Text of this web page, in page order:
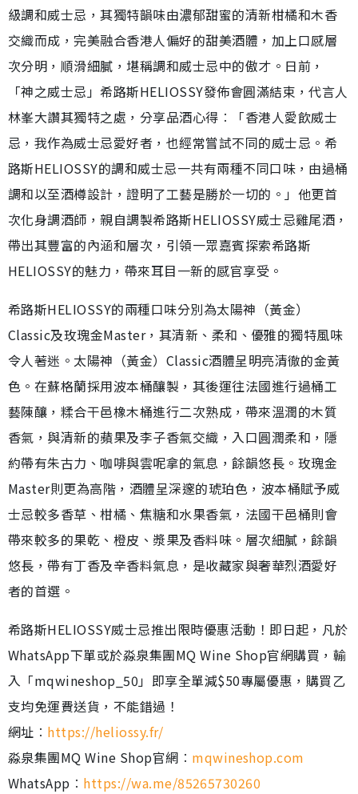
級調和威士忌，其獨特韻味由濃郁甜蜜的清新柑橘和木香
交織而成，完美融合香港人偏好的甜美酒體，加上口感層
次分明，順滑細膩，堪稱調和威士忌中的傲才。日前，
「神之威士忌」希路斯HELIOSSY發佈會圓滿結束，代言人
林峯大讚其獨特之處，分享品酒心得︰「香港人愛飲威士
忌，我作為威士忌愛好者，也經常嘗試不同的威士忌。希
路斯HELIOSSY的調和威士忌一共有兩種不同口味，由過桶
調和以至酒樽設計，證明了工藝是勝於一切的。」他更首
次化身調酒師，親自調製希路斯HELIOSSY威士忌雞尾酒，
帶出其豐富的內涵和層次，引領一眾嘉賓探索希路斯
HELIOSSY的魅力，帶來耳目一新的感官享受。
希路斯HELIOSSY的兩種口味分別為太陽神（黃金）
Classic及玫瑰金Master，其清新、柔和、優雅的獨特風味
令人著迷。太陽神（黃金）Classic酒體呈明亮清徹的金黃
色。在蘇格蘭採用波本桶釀製，其後運往法國進行過桶工
藝陳釀，糅合干邑橡木桶進行二次熟成，帶來溫潤的木質
香氣，與清新的蘋果及李子香氣交織，入口圓潤柔和，隱
約帶有朱古力、咖啡與雲呢拿的氣息，餘韻悠長。玫瑰金
Master則更為高階，酒體呈深邃的琥珀色，波本桶賦予威
士忌較多香草、柑橘、焦糖和水果香氣，法國干邑桶則會
帶來較多的果乾、橙皮、漿果及香料味。層次細膩，餘韻
悠長，帶有丁香及辛香料氣息，是收藏家與奢華烈酒愛好
者的首選。
希路斯HELIOSSY威士忌推出限時優惠活動！即日起，凡於
WhatsApp下單或於淼泉集團MQ Wine Shop官網購買，輸
入「mqwineshop_50」即享全單減$50專屬優惠，購買乙
支均免運費送貨，不能錯過！
網址︰ https://heliossy.fr/
淼泉集團MQ Wine Shop官網︰ mqwineshop.com
WhatsApp︰ https://wa.me/85265730260